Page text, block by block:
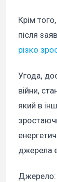
Крім
після
різко
Угода,
війни,
який в
джерела